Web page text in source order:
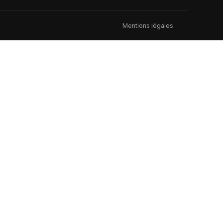
Mentions légales